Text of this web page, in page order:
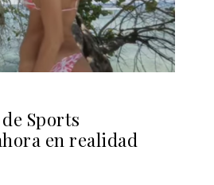
Sports
en realidad